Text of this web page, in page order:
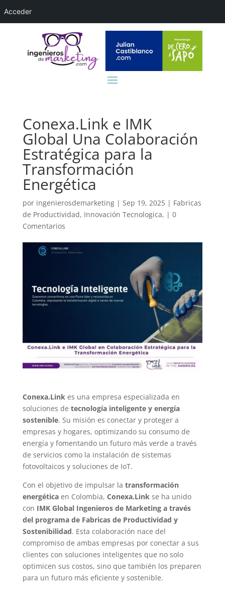
Conexa.Link e IMK
Global Una Colaboración
Estratégica para la
Transformación
Energética
por ingenierosdemarketing| Sep 19, 2025| Fabricas
de Productividad, Innovación Tecnologica, | 0
Comentarios
Conexa.Link es una empresa especializada en
soluciones de tecnología inteligente y energía
sostenible. Su misión es conectar y proteger a
empresas y hogares, optimizando su consumo de
energía y fomentando un futuro más verde a través
de servicios como la instalación de sistemas
fotovoltaicos y soluciones de IoT.
Con el objetivo de impulsar la transformación
energéticaen Colombia, Conexa.Link se ha unido
con IMK Global Ingenieros de Marketing a través
del programa de Fabricas de Productividad y
Sostenibilidad. Esta colaboración nace del
compromiso de ambas empresas por conectar a sus
clientes con soluciones inteligentes que no solo
optimicen sus costos, sino que también los preparen
para un futuro más eficiente y sostenible.
Acceder